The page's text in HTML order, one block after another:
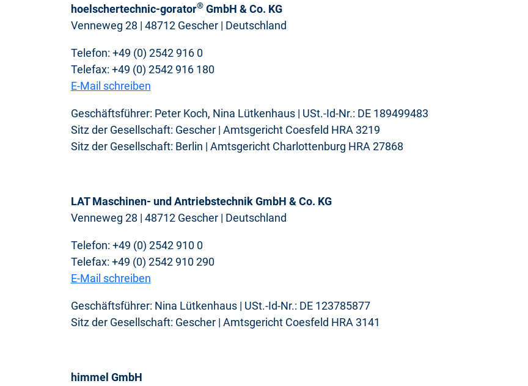
hoelschertechnic-gorator®GmbH & Co. KG
Venneweg 28 | 48712 Gescher | Deutschland
Telefon: +49 (0) 2542 916 0
Telefax: +49 (0) 2542 916 180
E-Mail schreiben
Geschäftsführer: Peter Koch, Nina Lütkenhaus | USt.-Id-Nr.: DE 189499483
Sitz der Gesellschaft: Gescher | Amtsgericht Coesfeld HRA 3219
Sitz der Gesellschaft: Berlin | Amtsgericht Charlottenburg HRA 27868
LAT Maschinen- und Antriebstechnik GmbH & Co. KG
Venneweg 28 | 48712 Gescher | Deutschland
Telefon: +49 (0) 2542 910 0
Telefax: +49 (0) 2542 910 290
E-Mail schreiben
Geschäftsführer: Nina Lütkenhaus | USt.-Id-Nr.: DE 123785877
Sitz der Gesellschaft: Gescher | Amtsgericht Coesfeld HRA 3141
himmel GmbH